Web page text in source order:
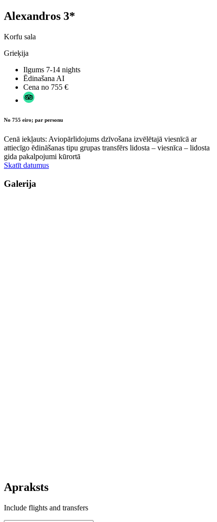
Alexandros 3*
Korfu sala
Grieķija
Ilgums 7-14 nights
Ēdinašana AI
Cena no 755 €
No 755 eiro; par personu
Cenā iekļauts: Aviopārlidojums dzīvošana izvēlētajā viesnīcā ar
attiecīgo ēdināšanas tipu grupas transfērs lidosta – viesnīca – lidosta
gida pakalpojumi kūrortā
Skatīt datumus
Galerija
Apraksts
Include flights and transfers